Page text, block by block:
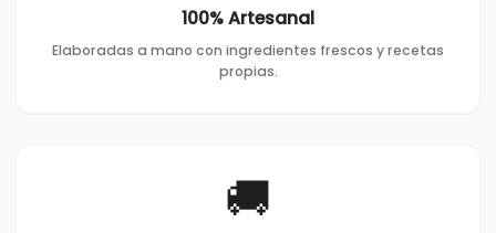
100% Artesanal
Elaboradas a mano con ingredientes frescos y recetas
propias.
🚚